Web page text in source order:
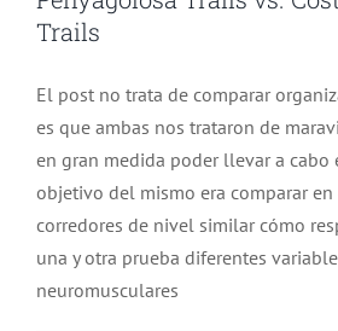
Trails
El post no trata de comparar
es que ambas nos trataron de
en gran medida poder llevar a cabo
objetivo del mismo era comparar
corredores de nivel similar cómo
una y otra prueba diferentes
neuromusculares